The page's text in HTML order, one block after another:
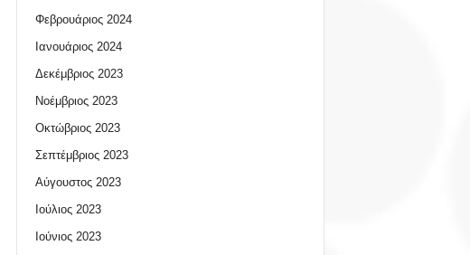
Φεβρουάριος 2024
Ιανουάριος 2024
Δεκέμβριος 2023
Νοέμβριος 2023
Οκτώβριος 2023
Σεπτέμβριος 2023
Αύγουστος 2023
Ιούλιος 2023
Ιούνιος 2023